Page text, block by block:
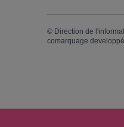
© Direction de
comarquage